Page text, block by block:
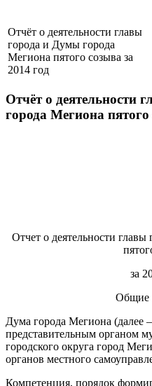
Отчёт о деятельности главы
города и Думы города
Мегиона пятого созыва за
2014 год
Отчёт о деятельности
города Мегиона пятого
Отчет о деятельности
за
Общие
Дума города Мегиона (далее
представительным органом
городского округа город
органов местного
Компетенция, порядок